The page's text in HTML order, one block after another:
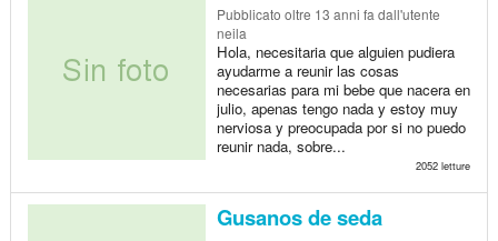
Pubblicato oltre 13 anni fa dall'utente
neila
Hola, necesitaria que alguien pudiera
ayudarme a reunir las cosas
necesarias para mi bebe que nacera en
julio, apenas tengo nada y estoy muy
nerviosa y preocupada por si no puedo
reunir nada, sobre...
2052 letture
Gusanos de seda